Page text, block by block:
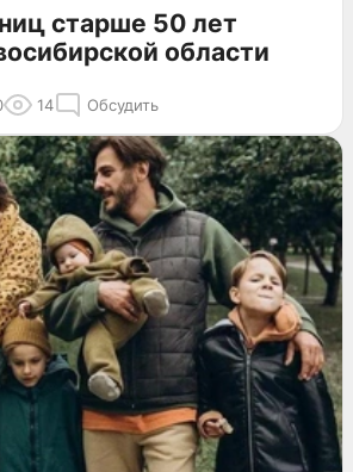
старше 50 лет
области
14 Обсудить